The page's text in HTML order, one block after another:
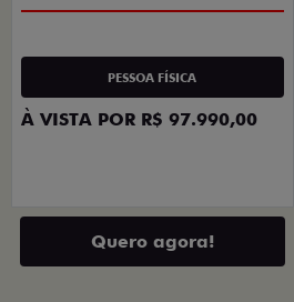
PESSOA FÍSICA
À VISTA POR R$ 97.990,00
Quero agora!